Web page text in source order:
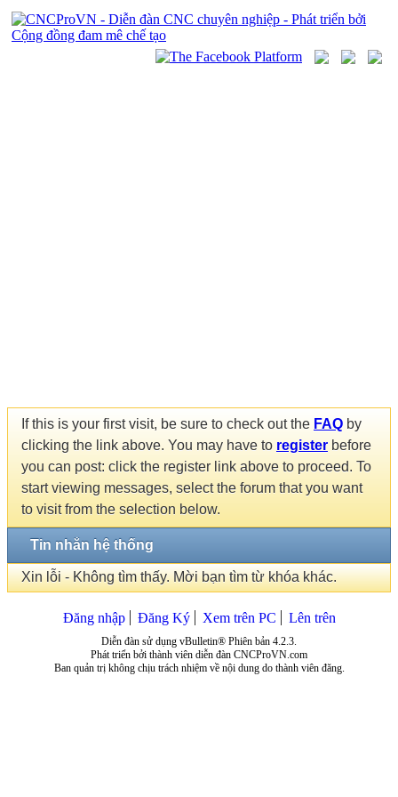
If this is your first visit, be sure to check out the FAQ by
clicking the link above. You may have to register before
you can post: click the register link above to proceed. To
start viewing messages, select the forum that you want
to visit from the selection below.
Tin nhắn hệ thống
Xin lỗi - Không tìm thấy. Mời bạn tìm từ khóa khác.
Đăng nhập Đăng Ký Xem trên PC Lên trên
Diễn đàn sử dụng vBulletin® Phiên bản 4.2.3.
Phát triển bởi thành viên diễn đàn CNCProVN.com
Ban quản trị không chịu trách nhiệm về nội dung do thành viên đăng.